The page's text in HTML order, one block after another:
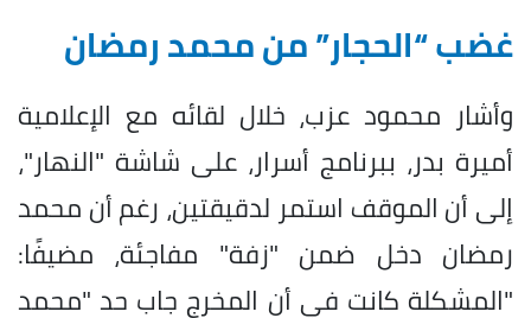
غضب “الحجار” من محمد رمضان
وأشار محمود عزب، خلال لقائه مع الإعلامية
أميرة بدر، ببرنامج أسرار، على شاشة "النهار"،
إلى أن الموقف استمر لدقيقتين، رغم أن محمد
رمضان دخل ضمن "زفة" مفاجئة، مضيفًا:
"المشكلة كانت في أن المخرج جاب حد "محمد